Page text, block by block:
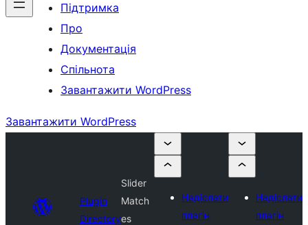
Підтримка
Про
Документація
Спільнота
Завантажити WordPress
Завантажити WordPress
Plugin
Directory
Slider
Match
es
Надіслати
плагін
Надіслати
плагін